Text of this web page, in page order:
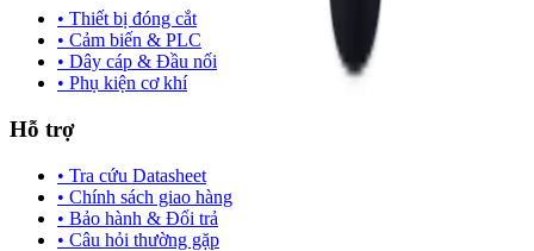
• Thiết bị đóng cắt
• Cảm biến & PLC
• Dây cáp & Đầu nối
• Phụ kiện cơ khí
Hỗ trợ
• Tra cứu Datasheet
• Chính sách giao hàng
• Bảo hành & Đổi trả
• Câu hỏi thường gặp